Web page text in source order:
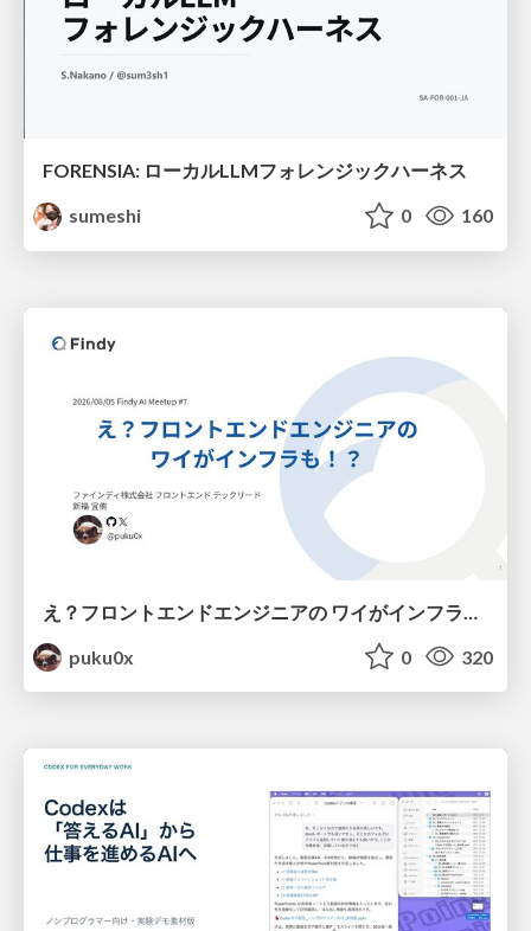
FORENSIA: ローカルLLMフォレンジックハーネス
sumeshi
0 160
puku0x
0 320